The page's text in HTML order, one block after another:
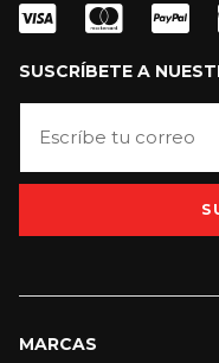
SUSCRÍBETE A
MARCAS